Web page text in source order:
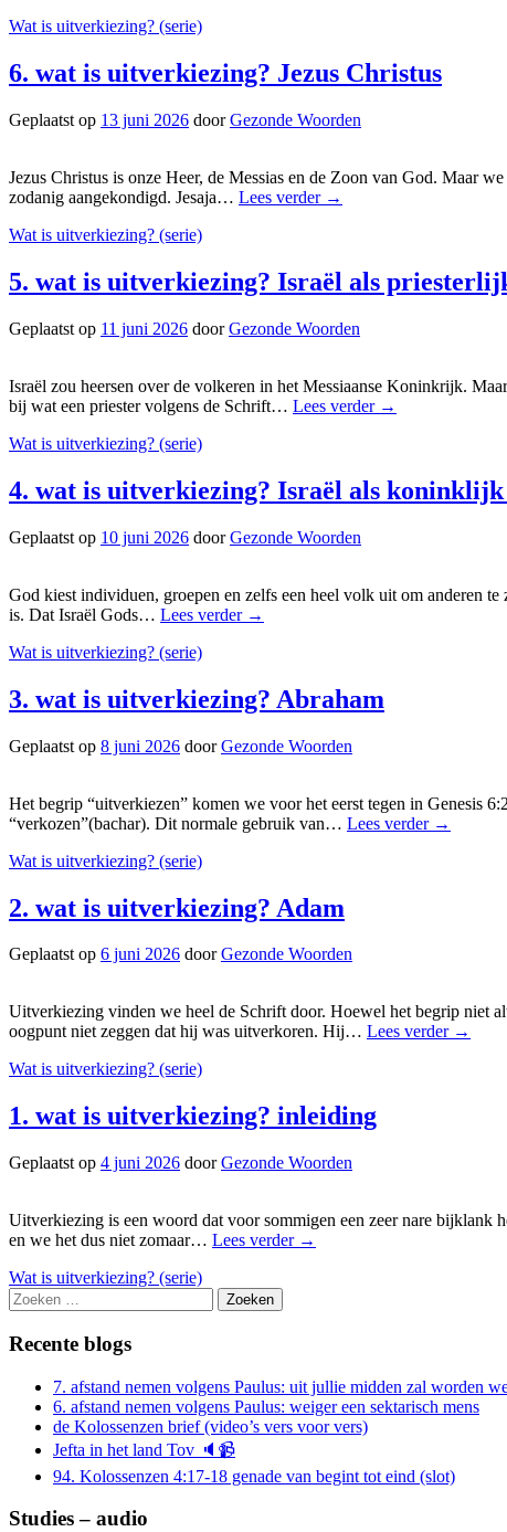
Wat is uitverkiezing? (serie)
6. wat is uitverkiezing? Jezus Christus
Geplaatst op 13 juni 2026 doorGezonde Woorden
Jezus Christus is onze Heer, de Messias en de Zoon van God. Maar
zodanig aangekondigd. Jesaja… Lees verder →
Wat is uitverkiezing? (serie)
5. wat is uitverkiezing? Israël als
Geplaatst op 11 juni 2026 doorGezonde Woorden
Israël zou heersen over de volkeren in het Messiaanse Koninkrijk.
bij wat een priester volgens de Schrift… Lees verder →
Wat is uitverkiezing? (serie)
4. wat is uitverkiezing? Israël als
Geplaatst op 10 juni 2026 doorGezonde Woorden
God kiest individuen, groepen en zelfs een heel volk uit om anderen
is. Dat Israël Gods… Lees verder →
Wat is uitverkiezing? (serie)
3. wat is uitverkiezing? Abraham
Geplaatst op 8 juni 2026 doorGezonde Woorden
Het begrip “uitverkiezen” komen we voor het eerst tegen in Genesis
“verkozen”(bachar). Dit normale gebruik van… Lees verder →
Wat is uitverkiezing? (serie)
2. wat is uitverkiezing? Adam
Geplaatst op 6 juni 2026 doorGezonde Woorden
Uitverkiezing vinden we heel de Schrift door. Hoewel het begrip niet
oogpunt niet zeggen dat hij was uitverkoren. Hij… Lees verder →
Wat is uitverkiezing? (serie)
1. wat is uitverkiezing? inleiding
Geplaatst op 4 juni 2026 doorGezonde Woorden
Uitverkiezing is een woord dat voor sommigen een zeer nare bijklank
en we het dus niet zomaar… Lees verder →
Wat is uitverkiezing? (serie)
Zoeken
naar:
Recente blogs
7. afstand nemen volgens Paulus: uit jullie midden zal worden
6. afstand nemen volgens Paulus: weiger een sektarisch mens
de Kolossenzen brief (video’s vers voor vers)
Jefta in het land Tov 🔈📹
94. Kolossenzen 4:17-18 genade van begint tot eind (slot)
Studies – audio